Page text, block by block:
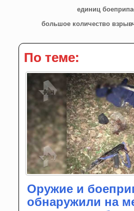
единиц
большое количество
По теме:
Оружие и
обнаружили на